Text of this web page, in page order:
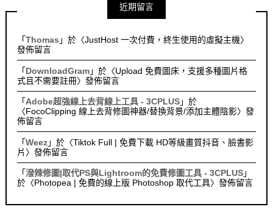
近期留言
「Thomas 」於〈JustHost 一次付費，終生使用的虛擬主機〉
發佈留言
「 DownloadGram」於〈Upload 免費圖床，支援多種圖片格
式且不需要註冊〉發佈留言
「Adobe超強線上去背線上工具 - 3CPLUS」於
〈FocoClipping 線上去背修圖神器/替換背景/添加主體陰影〉發
佈留言
「Weez」於〈Tiktok Full | 免費下載 HD等級畫質抖音、臉書影
片 〉發佈留言
「潑辣修圖|取代PS與Lightroom的免費修圖工具 - 3CPLUS」
於〈Photopea | 免費的線上版 Photoshop 取代工具〉發佈留言